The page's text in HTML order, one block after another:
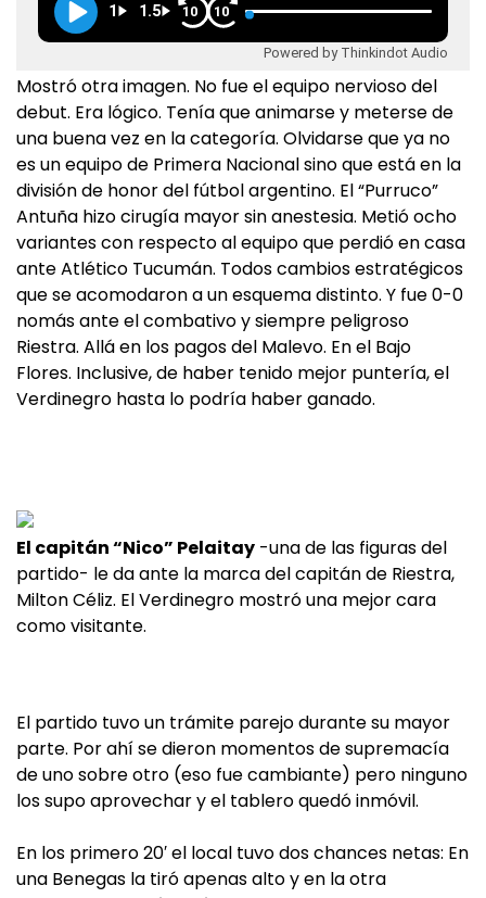
1 1.5 10 10
Powered by Thinkindot Audio
Mostró otra imagen. No fue el equipo nervioso del
debut. Era lógico. Tenía que animarse y meterse de
una buena vez en la categoría. Olvidarse que ya no
es un equipo de Primera Nacional sino que está en la
división de honor del fútbol argentino. El “Purruco”
Antuña hizo cirugía mayor sin anestesia. Metió ocho
variantes con respecto al equipo que perdió en casa
ante Atlético Tucumán. Todos cambios estratégicos
que se acomodaron a un esquema distinto. Y fue 0-0
nomás ante el combativo y siempre peligroso
Riestra. Allá en los pagos del Malevo. En el Bajo
Flores. Inclusive, de haber tenido mejor puntería, el
Verdinegro hasta lo podría haber ganado.
El capitán “Nico” Pelaitay -una de las figuras del
partido- le da ante la marca del capitán de Riestra,
Milton Céliz. El Verdinegro mostró una mejor cara
como visitante.
El partido tuvo un trámite parejo durante su mayor
parte. Por ahí se dieron momentos de supremacía
de uno sobre otro (eso fue cambiante) pero ninguno
los supo aprovechar y el tablero quedó inmóvil.
En los primero 20′ el local tuvo dos chances netas: En
una Benegas la tiró apenas alto y en la otra